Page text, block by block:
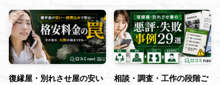
復縁屋・別れさせ屋の安い
相談・調査・工作の段階ご